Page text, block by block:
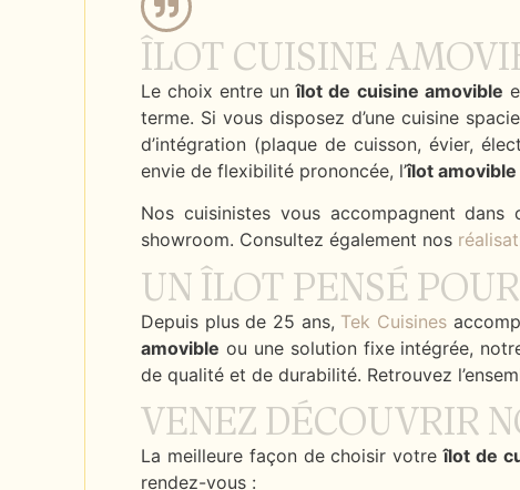
ÎLOT CUISINE
Le choix entre unîlot de cuisine amovible
terme. Si vous disposez d’une cuisine
d’intégration (plaque de cuisson, évier,
envie de flexibilité prononcée, l’îlot
Nos cuisinistes vous accompagnent
showroom. Consultez également nos
UN ÎLOT PENSÉ
Depuis plus de 25 ans, Tek Cuisines
amovible ou une solution fixe intégrée,
de qualité et de durabilité. Retrouvez
VENEZ DÉCOUVRIR
La meilleure façon de choisir votreîlot de
rendez-vous :